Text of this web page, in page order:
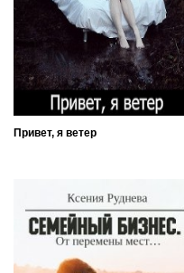
Привет, я ветер